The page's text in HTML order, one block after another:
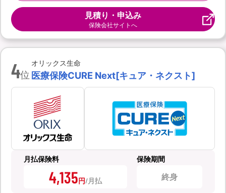
見積り・申込み
保険会社サイトへ
4位
オリックス生命
医療保険CURE Next[キュア・ネクスト]
月払保険料
4,135円
保険期間
終身